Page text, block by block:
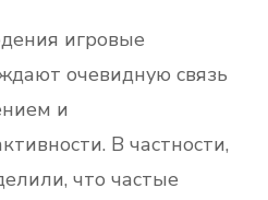
игровые
очевидную связь
и
В частности,
что частые